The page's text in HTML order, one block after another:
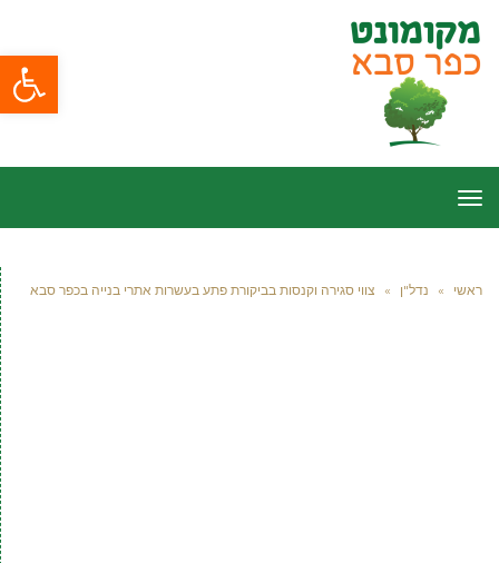
פתח
תפריט
ראשי » נדל"ן » צווי סגירה וקנסות בביקורת פתע בעשרות אתרי בנייה בכפר סבא